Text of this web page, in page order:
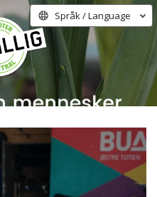
Språk / Language